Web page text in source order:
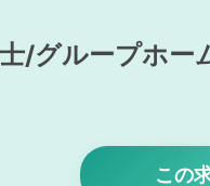
/グループホー
この